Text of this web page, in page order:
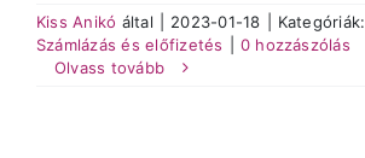
Kiss Anikó által 2023-01-18 Kategóriák:
Számlázás és előfizetés
0 hozzászólás
Olvass tovább